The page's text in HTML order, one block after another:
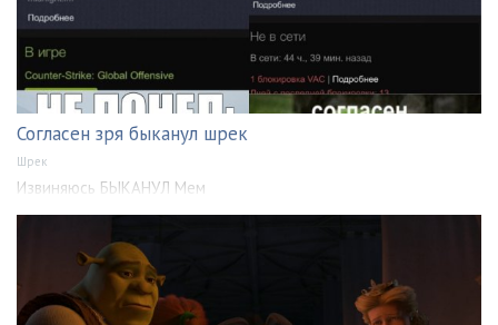
Согласен зря быканул шрек
Шрек
Извиняюсь БЫКАНУЛ Мем